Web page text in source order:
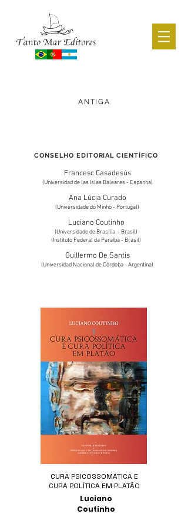
CATÁLOGO ACADÊMICO
ANTIGA
CONSELHO EDITORIAL CIENTÍFICO
Francesc Casadesús
(Universidad de las Islas Baleares - Espanha)
Ana Lúcia Curado
(Universidade do Minho - Portugal)
Luciano Coutinho
(Universidade de Brasília - Brasil)
(Instituto Federal da Paraíba - Brasil)
Guillermo De Santis
(Universidad Nacional de Córdoba - Argentina)
CURA PSICOSSOMÁTICA E
CURA POLÍTICA EM PLATÃO
Luciano
Coutinho